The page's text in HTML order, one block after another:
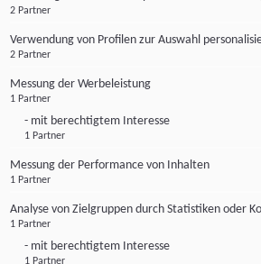
2 Partner
Verwendung von Profilen zur Auswahl
2 Partner
Messung der Werbeleistung
1 Partner
- mit berechtigtem Interesse
1 Partner
Messung der Performance von Inhalten
1 Partner
Analyse von Zielgruppen durch Statistiken oder
1 Partner
- mit berechtigtem Interesse
1 Partner